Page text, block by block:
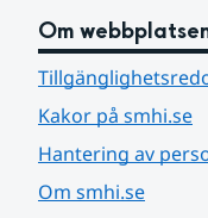
Om
Kakor på smhi.se
Hantering av
Om smhi.se